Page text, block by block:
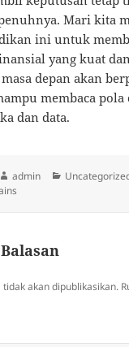
Mari kita
ini untuk
yang kuat
depan akan
membaca
dan data.
Penulis
admin Kategori
akan dipublikasikan.